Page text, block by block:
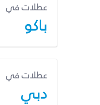
عطلات في
باكو
عطلات في
دبي